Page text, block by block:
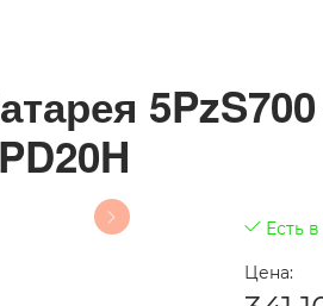
Есть
Цена: